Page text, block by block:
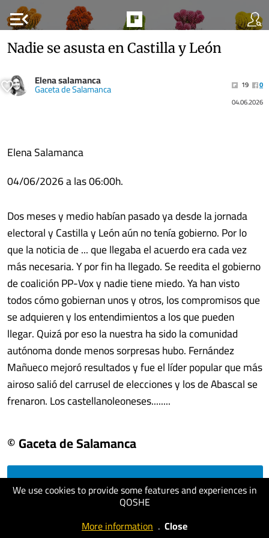
menu_open
We use cookies to provide some features and experiences in
QOSHE
More information . Close
Nadie se asusta en Castilla y León
Elena salamanca
Gaceta de Salamanca 19
0
04.06.2026
Elena Salamanca
04/06/2026 a las 06:00h.
Dos meses y medio habían pasado ya desde la jornada
electoral y Castilla y León aún no tenía gobierno. Por lo
que la noticia de ... que llegaba el acuerdo era cada vez
más necesaria. Y por fin ha llegado. Se reedita el gobierno
de coalición PP-Vox y nadie tiene miedo. Ya han visto
todos cómo gobiernan unos y otros, los compromisos que
se adquieren y los entendimientos a los que pueden
llegar. Quizá por eso la nuestra ha sido la comunidad
autónoma donde menos sorpresas hubo. Fernández
Mañueco mejoró resultados y fue el líder popular que más
airoso salió del carrusel de elecciones y los de Abascal se
frenaron. Los castellanoleoneses........
© Gaceta de Salamanca
visit website